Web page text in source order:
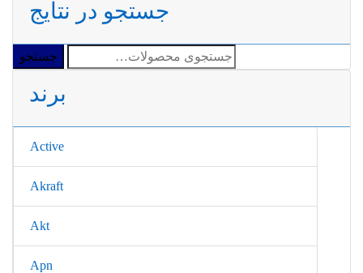
جستجو در نتایج
جستجو
برای:
جستجو
برند
Active
Akraft
Akt
Apn